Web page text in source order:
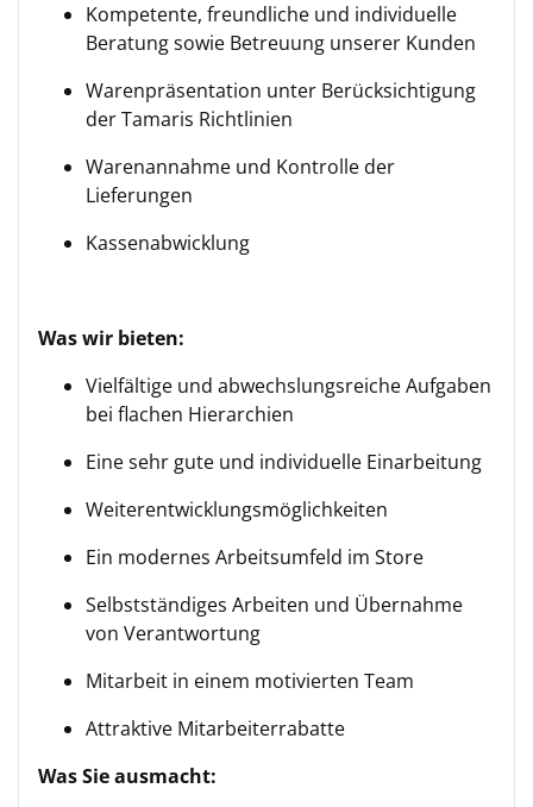
Kompetente, freundliche und individuelle
Beratung sowie Betreuung unserer Kunden
Warenpräsentation unter Berücksichtigung
der Tamaris Richtlinien
Warenannahme und Kontrolle der
Lieferungen
Kassenabwicklung
Was wir bieten:
Vielfältige und abwechslungsreiche Aufgaben
bei flachen Hierarchien
Eine sehr gute und individuelle Einarbeitung
Weiterentwicklungsmöglichkeiten
Ein modernes Arbeitsumfeld im Store
Selbstständiges Arbeiten und Übernahme
von Verantwortung
Mitarbeit in einem motivierten Team
Attraktive Mitarbeiterrabatte
Was Sie ausmacht: